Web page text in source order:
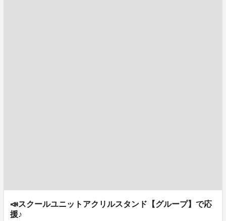
📣スクールユニットアクリルスタンド【グループ】で応
援♪